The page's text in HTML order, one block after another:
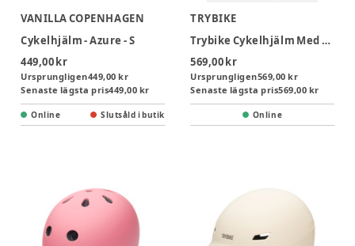
VANILLA COPENHAGEN
Cykelhjälm - Azure - S
449,00 kr
Ursprungligen449,00 kr
Senaste lägsta pris449,00 kr
Online Slutsåld i butik
TRYBIKE
Trybike Cykelhjälm Med Retrolook – Vintage Blå XS
569,00 kr
Ursprungligen569,00 kr
Senaste lägsta pris569,00 kr
Online